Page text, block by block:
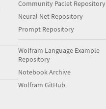
Community Paclet Repository
Neural Net Repository
Prompt Repository
Wolfram Language Example
Repository
Notebook Archive
Wolfram GitHub